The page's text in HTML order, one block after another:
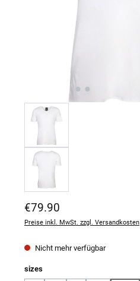
Regulärer Preis:
€79.90
Preise inkl. MwSt. zzgl. Versandkosten
Nicht mehr verfügbar
sizesauswählen